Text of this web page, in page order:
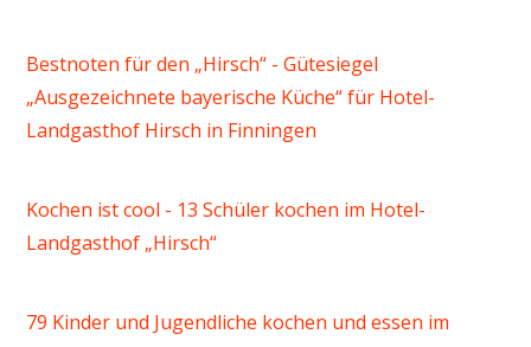
Bestnoten für den „Hirsch“ - Gütesiegel
„Ausgezeichnete bayerische Küche“ für Hotel-
Landgasthof Hirsch in Finningen
Kochen ist cool - 13 Schüler kochen im Hotel-
Landgasthof „Hirsch“
79 Kinder und Jugendliche kochen und essen im